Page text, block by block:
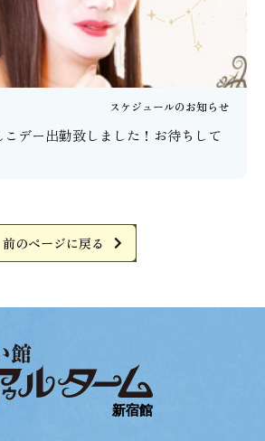
スケジュールのお知らせ
デー出勤致しました！お待ちして
前のページに戻る